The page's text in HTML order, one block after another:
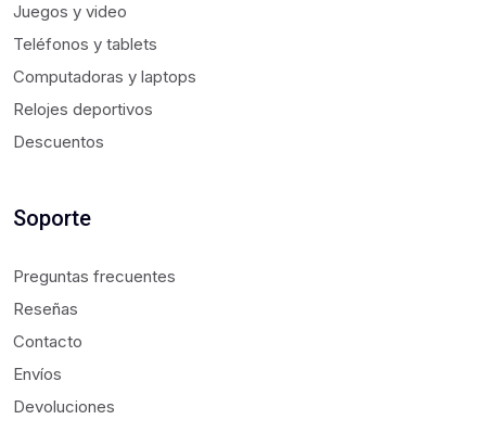
Juegos y video
Teléfonos y tablets
Computadoras y laptops
Relojes deportivos
Descuentos
Soporte
Preguntas frecuentes
Reseñas
Contacto
Envíos
Devoluciones